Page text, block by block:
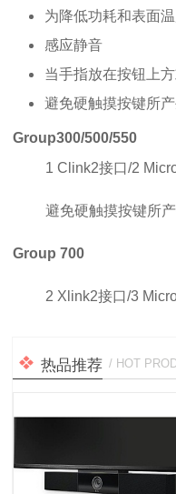
为降低功耗和表面
感应静音
当手指放在按钮上
避免硬触摸按键所
Group300/500/550
1 Clink2接口/2
避免硬触摸按键所
Group 700
2 Xlink2接口/3
热品推荐 / HOT